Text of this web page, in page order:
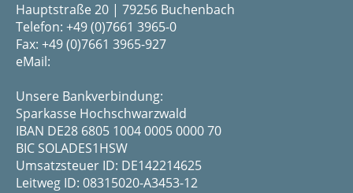
Hauptstraße 20 | 79256 Buchenbach
Telefon: +49 (0)7661 3965-0
Fax: +49 (0)7661 3965-927
eMail:
Unsere Bankverbindung:
Sparkasse Hochschwarzwald
IBAN DE28 6805 1004 0005 0000 70
BIC SOLADES1HSW
Umsatzsteuer ID: DE142214625
Leitweg ID: 08315020-A3453-12